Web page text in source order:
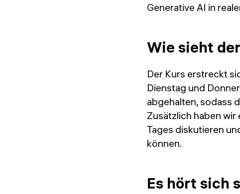
Generative AI in
Wie sieht
Der Kurs erstreckt
Dienstag und
abgehalten, sodass
Zusätzlich haben
Tages diskutieren
können.
Es hört sich